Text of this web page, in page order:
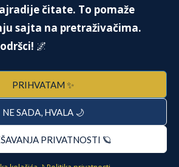
čitate. To pomaže
sajta na pretraživačima.
🌌
PRIHVATAM ✨
NE SADA, HVALA 🌙
PRIVATNOSTI 🪐
O meni
Pitanja i odgovori
🌌Politika kolačića
Politika privatnosti
All Right Reserved by ASTRO REGULUS.
and Developed by CMR Hosting